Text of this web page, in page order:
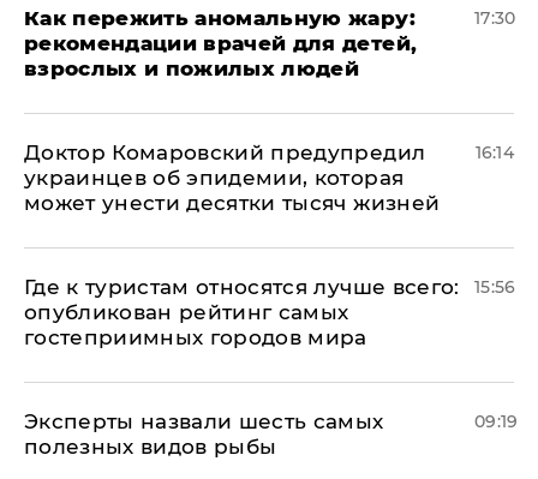
Как пережить аномальную жару:
рекомендации врачей для детей,
взрослых и пожилых людей
17:30
Доктор Комаровский предупредил
украинцев об эпидемии, которая
может унести десятки тысяч жизней
16:14
Где к туристам относятся лучше всего:
опубликован рейтинг самых
гостеприимных городов мира
15:56
Эксперты назвали шесть самых
полезных видов рыбы
09:19